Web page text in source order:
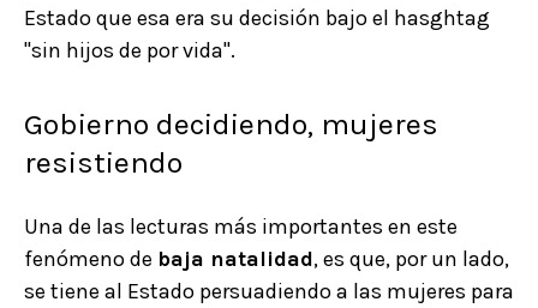
Estado que esa era su decisión bajo el hasghtag
"sin hijos de por vida".
Gobierno decidiendo, mujeres
resistiendo
Una de las lecturas más importantes en este
fenómeno de baja natalidad, es que, por un lado,
se tiene al Estado persuadiendo a las mujeres para